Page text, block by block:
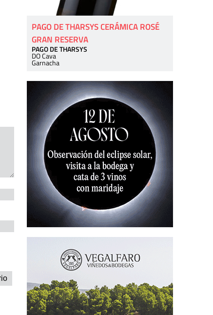
PAGO DE THARSYS CERÁMICA ROSÉ
GRAN RESERVA
PAGO DE THARSYS
DO Cava
Garnacha